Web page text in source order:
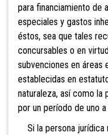
para financiamiento de
especiales y gastos
éstos, sea que tales
concursables o en
subvenciones en áreas
establecidas en
naturaleza, así como
por un período de uno
Si la persona jurídica